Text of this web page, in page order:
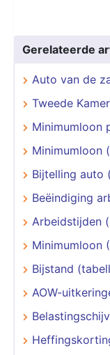
Gerelateerde
Auto van de
Tweede Kamer
Minimumloon
Minimumloon
Bijtelling auto
Beëindiging
Arbeidstijden
Minimumloon
Bijstand
AOW-